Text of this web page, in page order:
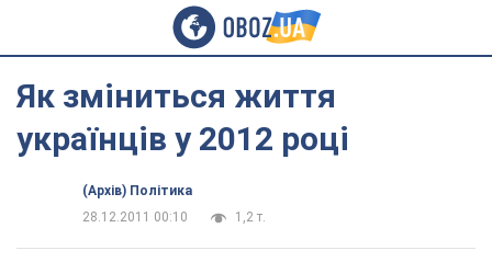
Як зміниться життя
українців у 2012 році
(Архів) Політика
28.12.2011 00:10
1,2 т.